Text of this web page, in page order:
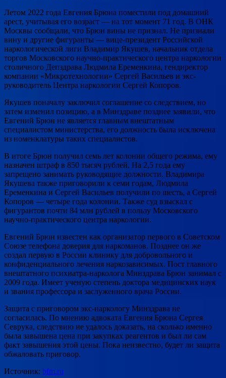
Летом 2022 года Евгения Брюна поместили под домашний
арест, учитывая его возраст — на тот момент 71 год. В ОНК
Москвы сообщали, что Брюн вины не признал. Не признали
вину и другие фигуранты — вице-президент Российской
наркологической лиги Владимир Якушев, начальник отдела
торгов Московского научно-практического центра наркологии
столичного Депздрава Людмила Еременкина, гендиректор
компании «Микротехнологии» Сергей Васильев и экс-
руководитель Центра наркологии Сергей Копоров.
Якушев поначалу заключил соглашение со следствием, но
затем изменил позицию, а в Минздраве позднее заявили, что
Евгений Брюн не является главным внештатным
специалистом министерства, его должность была исключена
из номенклатуры таких специалистов.
В итоге Брюн получил семь лет колонии общего режима, ему
назначен штраф в 850 тысяч рублей. На 2,5 года ему
запрещено занимать руководящие должности. Владимира
Якушева также приговорили к семи годам, Людмила
Еременкина и Сергей Васильев получили по шесть, а Сергей
Копоров — четыре года колонии. Также суд взыскал с
фигурантов почти 84 млн рублей в пользу Московского
научно-практического центра наркологии.
Евгений Брюн известен как организатор первого в Советском
Союзе телефона доверия для наркоманов. Позднее он же
создал первую в России клинику для добровольного и
конфиденциального лечения наркозависимых. Пост главного
внештатного психиатра-нарколога Минздрава Брюн занимал с
2009 года. Имеет ученую степень доктора медицинских наук
и звания профессора и заслуженного врача России.
Защита с приговором экс-наркологу Минздрава не
согласилась. По мнению адвоката Евгения Брюна Сергея
Севрука, следствию не удалось доказать, на сколько именно
была завышена цена при закупках реагентов и был ли сам
факт завышения этой цены. Пока неизвестно, будет ли защита
обжаловать приговор.
Источник: bfm.ru